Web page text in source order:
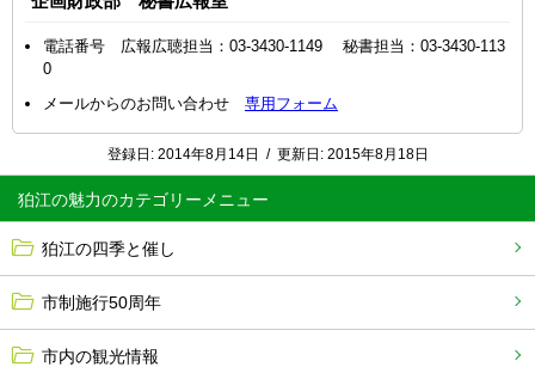
狛江の魅力
狛江の四季と催し
市制施行50周年
市内の観光情報
電話番号 広報広聴担当：03-3430-1149 秘書担当：03-3430-113
0
メールからのお問い合わせ 専用フォーム
登録日: 2014年8月14日 / 更新日: 2015年8月18日